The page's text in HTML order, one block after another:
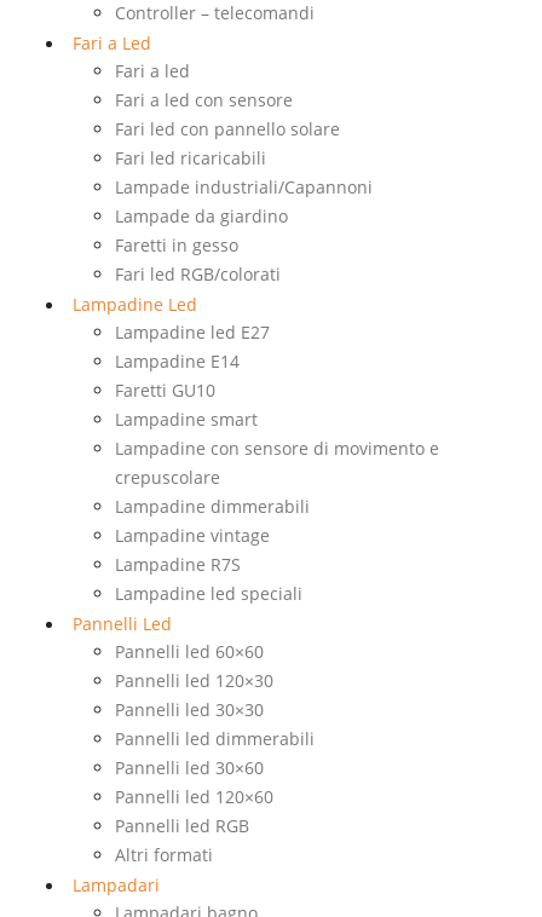
Controller – telecomandi
Fari a Led
Fari a led
Fari a led con sensore
Fari led con pannello solare
Fari led ricaricabili
Lampade industriali/Capannoni
Lampade da giardino
Faretti in gesso
Fari led RGB/colorati
Lampadine Led
Lampadine led E27
Lampadine E14
Faretti GU10
Lampadine smart
Lampadine con sensore di movimento e
crepuscolare
Lampadine dimmerabili
Lampadine vintage
Lampadine R7S
Lampadine led speciali
Pannelli Led
Pannelli led 60×60
Pannelli led 120×30
Pannelli led 30×30
Pannelli led dimmerabili
Pannelli led 30×60
Pannelli led 120×60
Pannelli led RGB
Altri formati
Lampadari